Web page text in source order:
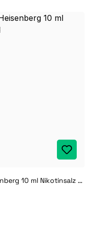
Vampire Vape Heisenberg 10 ml Nikotinsalz Liquid